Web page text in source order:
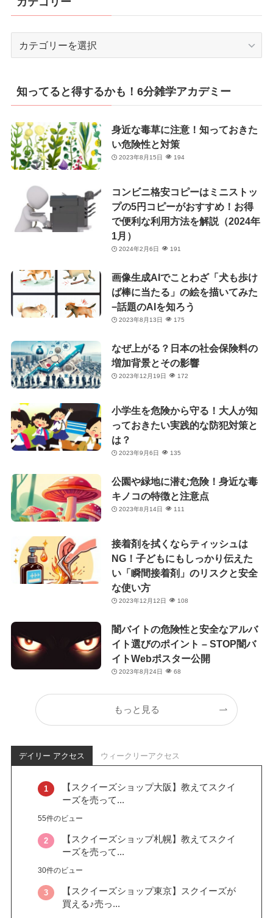
リ
ー
知ってると得するかも！6分雑学アカデミー
身近な毒草に注意！知っておきた
い危険性と対策
2023年8月15日 194
コンビニ格安コピーはミニストッ
プの5円コピーがおすすめ！お得
で便利な利用方法を解説（2024年
1月）
2024年2月6日 191
画像生成AIでことわざ「犬も歩け
ば棒に当たる」の絵を描いてみた
−話題のAIを知ろう
2023年8月13日 175
なぜ上がる？日本の社会保険料の
増加背景とその影響
2023年12月19日 172
小学生を危険から守る！大人が知
っておきたい実践的な防犯対策と
は？
2023年9月6日 135
公園や緑地に潜む危険！身近な毒
キノコの特徴と注意点
2023年8月14日 111
接着剤を拭くならティッシュは
NG！子どもにもしっかり伝えた
い「瞬間接着剤」のリスクと安全
な使い方
2023年12月12日 108
闇バイトの危険性と安全なアルバ
イト選びのポイント – STOP闇バ
イトWebポスター公開
2023年8月24日 68
もっと見る
デイリー アクセス ウィークリーアクセス
【スクイーズショップ大阪】教えてスクイ
ーズを売って...
55件のビュー
【スクイーズショップ札幌】教えてスクイ
ーズを売って...
30件のビュー
【スクイーズショップ東京】スクイーズが
買える♪売っ...